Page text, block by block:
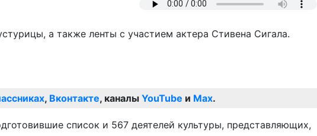
а также ленты с участием актера Стивена Сигала.
, Вконтакте, каналы YouTube и Max.
список и 567 деятелей культуры, представляющих,